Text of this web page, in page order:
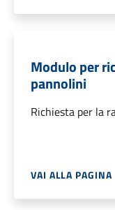
Modulo per
pannolini
Richiesta per la
VAI ALLA PAGINA